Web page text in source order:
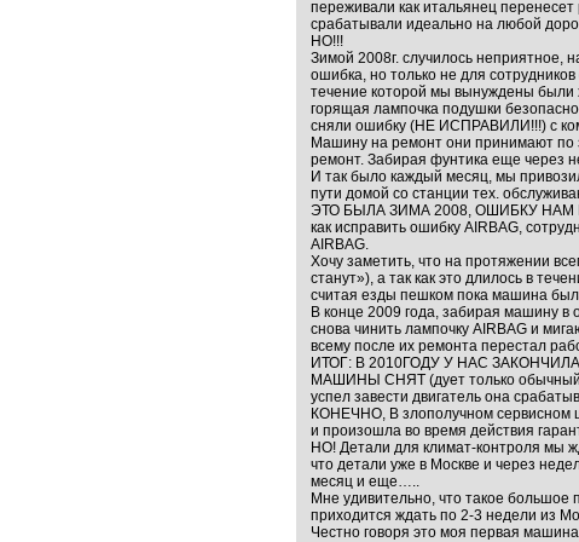
переживали как итальянец перенесет
срабатывали идеально на любой
НО!!!
Зимой 2008г. случилось неприятное,
ошибка, но только не для
течение которой мы вынуждены были
горящая лампочка подушки
сняли ошибку (НЕ ИСПРАВИЛИ!!!) с
Машину на ремонт они принимают по
ремонт. Забирая фунтика еще через
И так было каждый месяц, мы
пути домой со станции тех.
ЭТО БЫЛА ЗИМА 2008, ОШИБКУ НАМ
как исправить ошибку AIRBAG,
AIRBAG.
Хочу заметить, что на протяжении
станут»), а так как это длилось в
считая езды пешком пока машина
В конце 2009 года, забирая машину
снова чинить лампочку AIRBAG и
всему после их ремонта перестал
ИТОГ: В 2010ГОДУ У НАС
МАШИНЫ СНЯТ (дует только
успел завести двигатель она
КОНЕЧНО, В злополучном сервисном
и произошла во время действия
НО! Детали для климат-контроля мы
что детали уже в Москве и через
месяц и еще…..
Мне удивительно, что такое большое
приходится ждать по 2-3 недели из
Честно говоря это моя первая